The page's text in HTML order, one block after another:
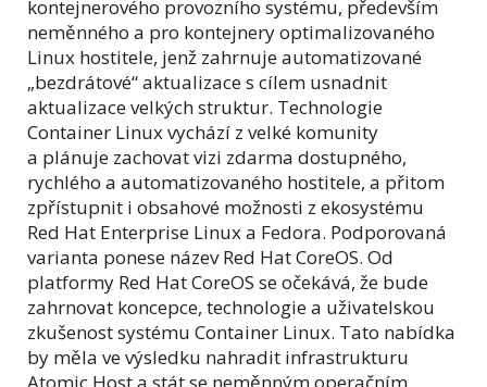
kontejnerového provozního systému, především
neměnného a pro kontejnery optimalizovaného
Linux hostitele, jenž zahrnuje automatizované
„bezdrátové“ aktualizace s cílem usnadnit
aktualizace velkých struktur. Technologie
Container Linux vychází z velké komunity
a plánuje zachovat vizi zdarma dostupného,
rychlého a automatizovaného hostitele, a přitom
zpřístupnit i obsahové možnosti z ekosystému
Red Hat Enterprise Linux a Fedora. Podporovaná
varianta ponese název Red Hat CoreOS. Od
platformy Red Hat CoreOS se očekává, že bude
zahrnovat koncepce, technologie a uživatelskou
zkušenost systému Container Linux. Tato nabídka
by měla ve výsledku nahradit infrastrukturu
Atomic Host a stát se neměnným operačním